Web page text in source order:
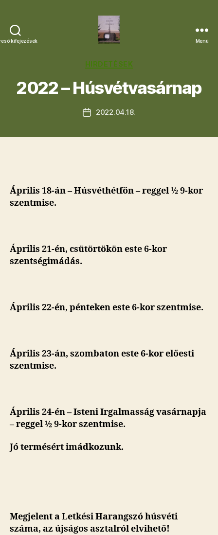
kifejezések
Egyházközség
Menü
Kategóriák
HIRDETÉSEK
2022 – Húsvétvasárnap
Bejegyzés
2022.04.18.
Április 18-án – Húsvéthétfőn – reggel ½ 9-kor
szentmise.
Április 21-én, csütörtökön este 6-kor
szentségimádás.
Április 22-én, pénteken este 6-kor szentmise.
Április 23-án, szombaton este 6-kor előesti
szentmise.
Április 24-én – Isteni Irgalmasság vasárnapja
– reggel ½ 9-kor szentmise.
Jó termésért imádkozunk.
Megjelent a Letkési Harangszó húsvéti
száma, az újságos asztalról elvihető!